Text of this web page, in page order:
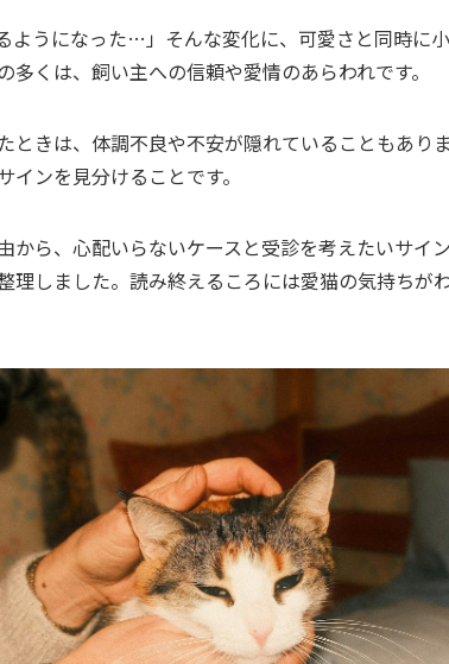
ようになった…」そんな変化に、可愛さと同時に
くは、飼い主への信頼や愛情のあらわれです。
ときは、体調不良や不安が隠れていることもあり
ンを見分けることです。
から、心配いらないケースと受診を考えたいサイ
理しました。読み終えるころには愛猫の気持ちが